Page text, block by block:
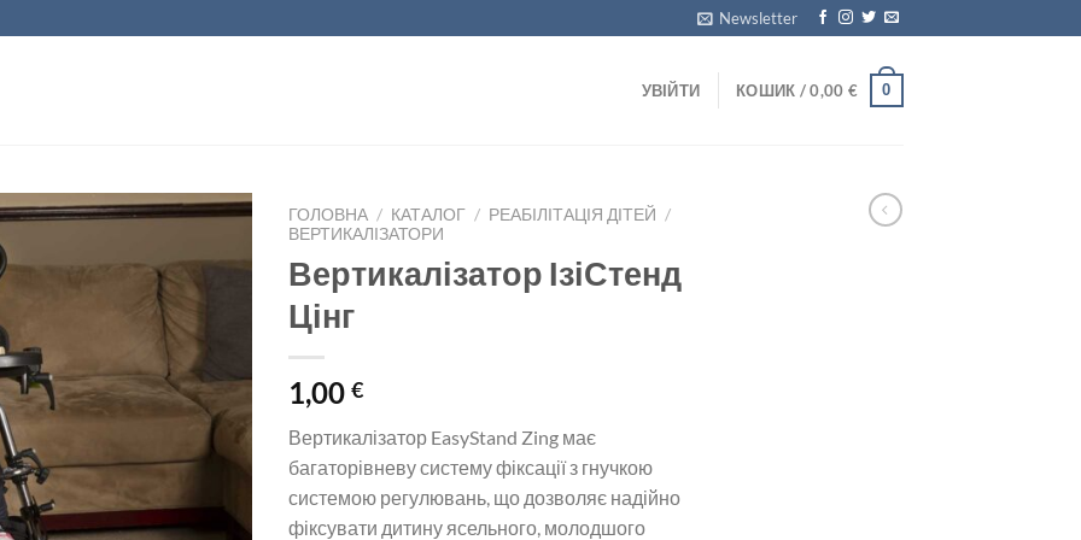
Newsletter
УВІЙТИ КОШИК /0,00 € 0
ГОЛОВНА / КАТАЛОГ / РЕАБІЛІТАЦІЯ ДІТЕЙ /
ВЕРТИКАЛІЗАТОРИ
Вертикалізатор ІзіСтенд
Цінг
1,00 €
Вертикалізатор EasyStand Zing має
багаторівневу систему фіксації з гнучкою
системою регулювань, що дозволяє надійно
фіксувати дитину ясельного, молодшого